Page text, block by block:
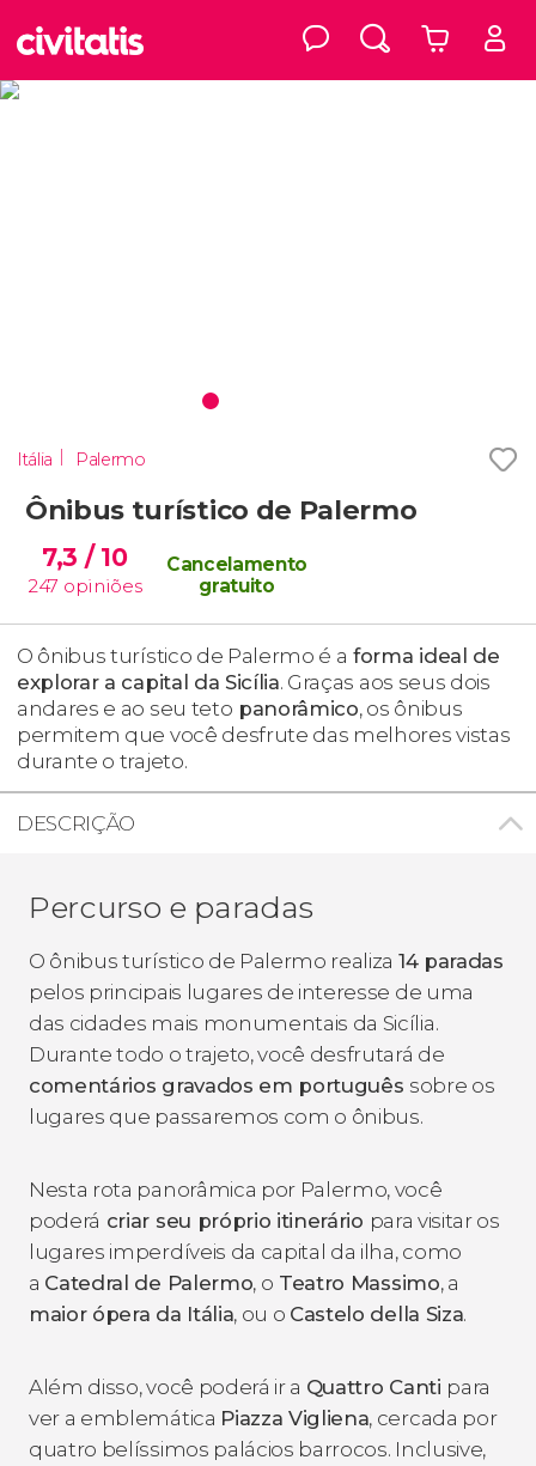
Itália Palermo
Ônibus turístico de Palermo
7,3 / 10
247 opiniões
Cancelamento
gratuito
O ônibus turístico de Palermo é a forma ideal de
explorar a capital da Sicília. Graças aos seus dois
andares e ao seu teto panorâmico, os ônibus
permitem que você desfrute das melhores vistas
durante o trajeto.
DESCRIÇÃO
Percurso e paradas
O ônibus turístico de Palermo realiza 14 paradas
pelos principais lugares de interesse de uma
das cidades mais monumentais da Sicília.
Durante todo o trajeto, você desfrutará de
comentários gravados em português sobre os
lugares que passaremos com o ônibus.
Nesta rota panorâmica por Palermo, você
poderá criar seu próprio itinerário para visitar os
lugares imperdíveis da capital da ilha, como
a Catedral de Palermo, o Teatro Massimo, a
maior ópera da Itália, ou o Castelo della Siza.
Além disso, você poderá ir a Quattro Canti para
ver a emblemática Piazza Vigliena, cercada por
quatro belíssimos palácios barrocos. Inclusive,